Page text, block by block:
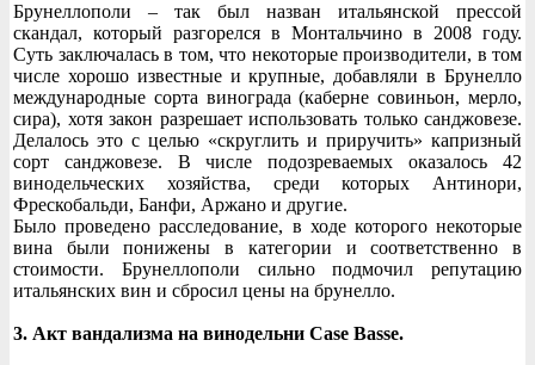
Брунеллополи – так был назван итальянской прессой
скандал, который разгорелся в Монтальчино в 2008 году.
Суть заключалась в том, что некоторые производители, в том
числе хорошо известные и крупные, добавляли в Брунелло
международные сорта винограда (каберне совиньон, мерло,
сира), хотя закон разрешает использовать только санджовезе.
Делалось это с целью «скруглить и приручить» капризный
сорт санджовезе. В числе подозреваемых оказалось 42
винодельческих хозяйства, среди которых Антинори,
Фрескобальди, Банфи, Аржано и другие.
Было проведено расследование, в ходе которого некоторые
вина были понижены в категории и соответственно в
стоимости. Брунеллополи сильно подмочил репутацию
итальянских вин и сбросил цены на брунелло.
3. Акт вандализма на винодельни Case Basse.